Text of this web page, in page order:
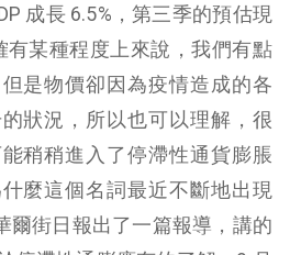
成長 6.5%，第三季的預估現
有某種程度上來說，我們有點
是物價卻因為疫情造成的各
狀況，所以也可以理解，很
稍稍進入了停滯性通貨膨脹
麼這個名詞最近不斷地出現
爾街日報出了一篇報導，講的